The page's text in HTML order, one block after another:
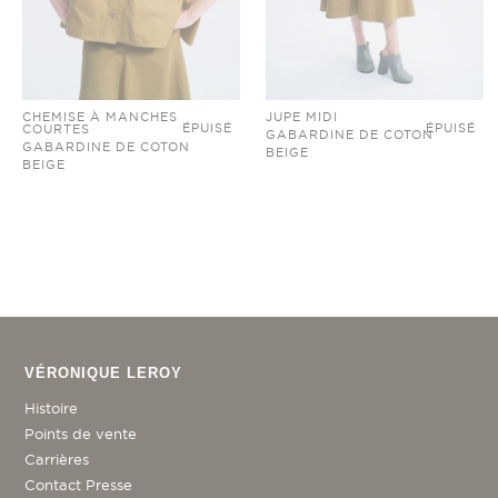
CHEMISE À MANCHES
COURTES
GABARDINE DE COTON
BEIGE
ÉPUISÉ
JUPE MIDI
GABARDINE DE COTON
BEIGE
ÉPUISÉ
VÉRONIQUE LEROY
Histoire
Points de vente
Carrières
Contact Presse